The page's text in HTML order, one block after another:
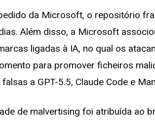
da Microsoft, o repositório
Além disso, a Microsoft
ligadas à IA, no qual os
para promover ficheiros
a GPT-5.5, Claude Code e
de malvertising foi atribuída ao